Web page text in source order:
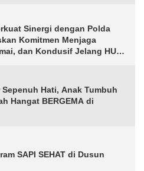
Sinergi dengan Polda
Komitmen Menjaga
dan Kondusif Jelang HUT
Hati, Anak Tumbuh
Hangat BERGEMA di
SAPI SEHAT di Dusun